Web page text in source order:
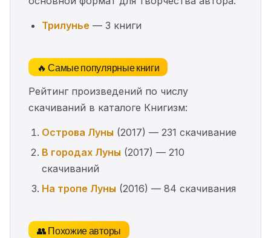
Трилунье — 3 книги
🔥 Самые популярные книги
Рейтинг произведений по числу
скачиваний в каталоге Книгизм:
Острова Луны (2017) — 231 скачивание
В городах Луны (2017) — 210
скачиваний
На тропе Луны (2016) — 84 скачивания
👥 Похожие авторы